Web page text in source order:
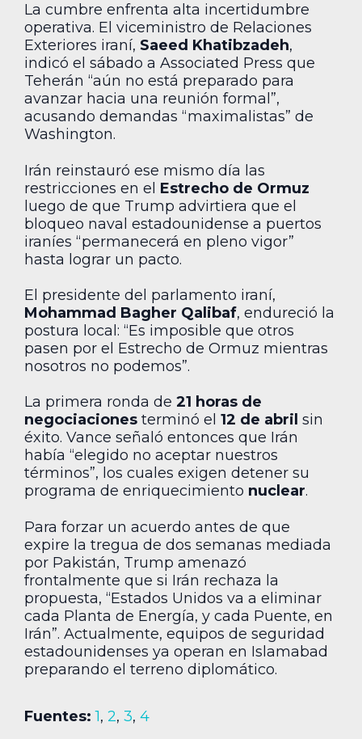
La cumbre enfrenta alta incertidumbre
operativa. El viceministro de Relaciones
Exteriores iraní, Saeed Khatibzadeh,
indicó el sábado a Associated Press que
Teherán “aún no está preparado para
avanzar hacia una reunión formal”,
acusando demandas “maximalistas” de
Washington.
Irán reinstauró ese mismo día las
restricciones en el Estrecho de Ormuz
luego de que Trump advirtiera que el
bloqueo naval estadounidense a puertos
iraníes “permanecerá en pleno vigor”
hasta lograr un pacto.
El presidente del parlamento iraní,
Mohammad Bagher Qalibaf, endureció la
postura local: “Es imposible que otros
pasen por el Estrecho de Ormuz mientras
nosotros no podemos”.
La primera ronda de 21 horas de
negociaciones terminó el 12 de abril sin
éxito. Vance señaló entonces que Irán
había “elegido no aceptar nuestros
términos”, los cuales exigen detener su
programa de enriquecimiento nuclear.
Para forzar un acuerdo antes de que
expire la tregua de dos semanas mediada
por Pakistán, Trump amenazó
frontalmente que si Irán rechaza la
propuesta, “Estados Unidos va a eliminar
cada Planta de Energía, y cada Puente, en
Irán”. Actualmente, equipos de seguridad
estadounidenses ya operan en Islamabad
preparando el terreno diplomático.
Fuentes: 1, 2, 3, 4